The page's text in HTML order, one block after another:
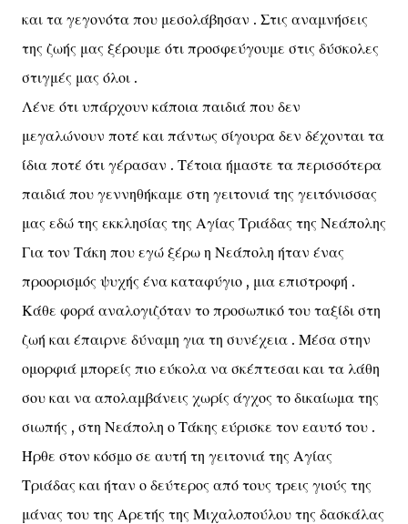
και τα γεγονότα που μεσολάβησαν . Στις αναμνήσεις
της ζωής μας ξέρουμε ότι προσφεύγουμε στις δύσκολες
στιγμές μας όλοι .
Λένε ότι υπάρχουν κάποια παιδιά που δεν
μεγαλώνουν ποτέ και πάντως σίγουρα δεν δέχονται τα
ίδια ποτέ ότι γέρασαν . Τέτοια ήμαστε τα περισσότερα
παιδιά που γεννηθήκαμε στη γειτονιά της γειτόνισσας
μας εδώ της εκκλησίας της Αγίας Τριάδας της Νεάπολης
Για τον Τάκη που εγώ ξέρω η Νεάπολη ήταν ένας
προορισμός ψυχής ένα καταφύγιο , μια επιστροφή .
Κάθε φορά αναλογιζόταν το προσωπικό του ταξίδι στη
ζωή και έπαιρνε δύναμη για τη συνέχεια . Μέσα στην
ομορφιά μπορείς πιο εύκολα να σκέπτεσαι και τα λάθη
σου και να απολαμβάνεις χωρίς άγχος το δικαίωμα της
σιωπής , στη Νεάπολη ο Τάκης εύρισκε τον εαυτό του .
Ήρθε στον κόσμο σε αυτή τη γειτονιά της Αγίας
Τριάδας και ήταν ο δεύτερος από τους τρεις γιούς της
μάνας του της Αρετής της Μιχαλοπούλου της δασκάλας